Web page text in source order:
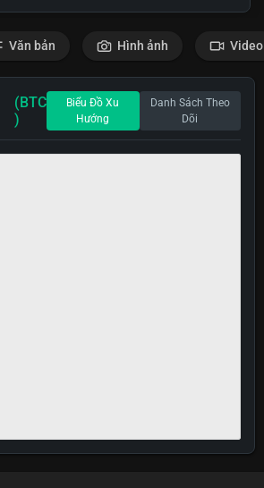
Văn bản Hình ảnh Video
(BTC
)
Biểu Đồ Xu
Hướng
Danh Sách Theo
Dõi